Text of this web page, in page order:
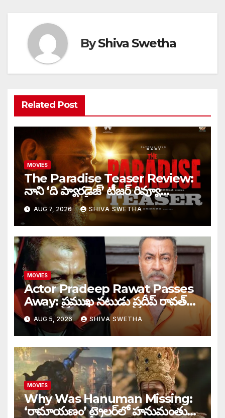
ByShiva Swetha
Related Post
MOVIES
The Paradise Teaser Review:
నాని ‘ది ప్యారడైజ్’ టీజర్ రివ్యూ…
AUG 7, 2026 SHIVA SWETHA
MOVIES
Actor Pradeep Rawat Passes
Away: ప్రముఖ నటుడు ప్రదీప్ రావత్
మృతి…
AUG 5, 2026 SHIVA SWETHA
MOVIES
Why Was Hanuman Missing:
‘రామాయణం’ ట్రైలర్‌లో హనుమంతుడు